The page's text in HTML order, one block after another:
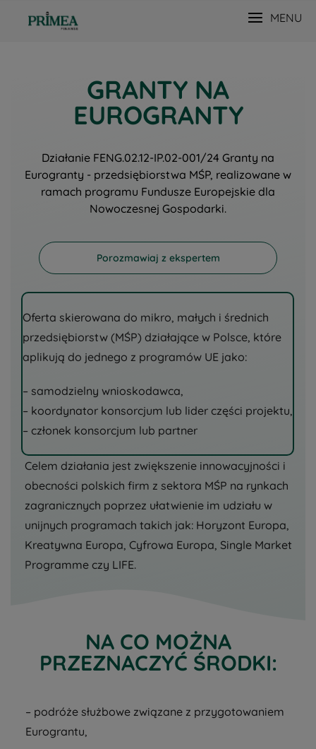
MENU
GRANTY NA
EUROGRANTY
Działanie FENG.02.12-IP.02-001/24 Granty na
Eurogranty - przedsiębiorstwa MŚP, realizowane w
ramach programu Fundusze Europejskie dla
Nowoczesnej Gospodarki.
Porozmawiaj z ekspertem
Oferta skierowana do mikro, małych i średnich
przedsiębiorstw (MŚP) działające w Polsce, które
aplikują do jednego z programów UE jako:
– samodzielny wnioskodawca,
– koordynator konsorcjum lub lider części projektu,
– członek konsorcjum lub partner
Celem działania jest zwiększenie innowacyjności i
obecności polskich firm z sektora MŚP na rynkach
zagranicznych poprzez ułatwienie im udziału w
unijnych programach takich jak: Horyzont Europa,
Kreatywna Europa, Cyfrowa Europa, Single Market
Programme czy LIFE.
NA CO MOŻNA
PRZEZNACZYĆ ŚRODKI:
– podróże służbowe związane z przygotowaniem
Eurograntu,